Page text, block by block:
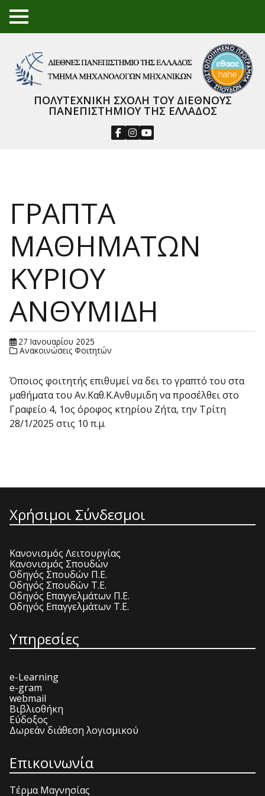
TO
GGL
NU
ΠΟΛΥΤΕΧΝΙΚΗ ΣΧΟΛΗ ΤΟΥ ΔΙΕΘΝΟΥΣ
ΠΑΝΕΠΙΣΤΗΜΙΟΥ ΤΗΣ ΕΛΛΑΔΟΣ
ΓΡΑΠΤΑ
ΜΑΘΗΜΑΤΩΝ
ΚΥΡΙΟΥ
ΑΝΘΥΜΙΔΗ
27 Ιανουαρίου 2025
Ανακοινώσεις Φοιτητών
Όποιος φοιτητής επιθυμεί να δει το γραπτό του στα
μαθήματα του Αν.Καθ.Κ.Ανθυμιδη να προσέλθει στο
Γραφείο 4, 1ος όροφος κτηρίου Ζήτα, την Τρίτη
28/1/2025 στις 10 π.μ.
Χρήσιμοι Σύνδεσμοι
Κανονισμός Λειτουργίας
Κανονισμός Σπουδών
Οδηγός Σπουδών Π.Ε.
Οδηγός Σπουδών Τ.Ε.
Οδηγός Επαγγελμάτων Π.Ε.
Οδηγός Επαγγελμάτων Τ.Ε.
Υπηρεσίες
e-Learning
e-gram
webmail
Βιβλιοθήκη
Εύδοξος
Δωρεάν διάθεση λογισμικού
Επικοινωνία
Τέρμα Μαγνησίας